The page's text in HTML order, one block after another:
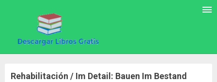
Rehabilitación / Im Detail: Bauen Im Bestand